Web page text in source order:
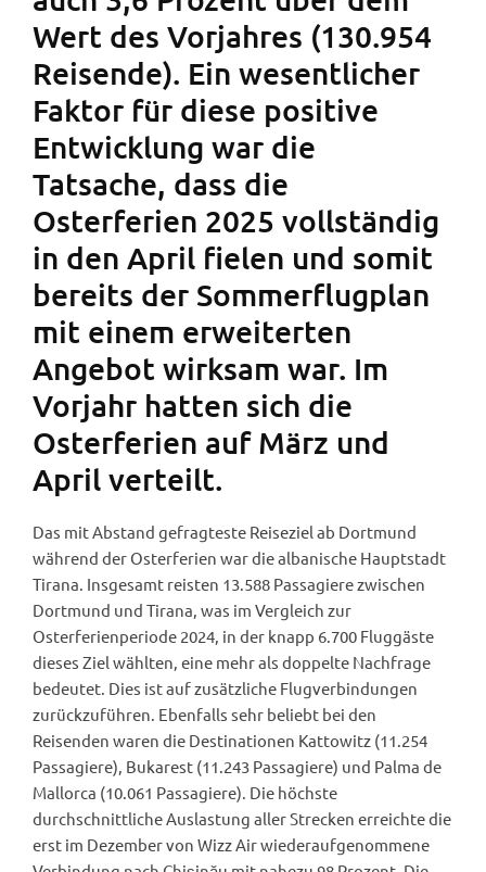
Wert des Vorjahres (130.954
Reisende). Ein wesentlicher
Faktor für diese positive
Entwicklung war die
Tatsache, dass die
Osterferien 2025 vollständig
in den April fielen und somit
bereits der Sommerflugplan
mit einem erweiterten
Angebot wirksam war. Im
Vorjahr hatten sich die
Osterferien auf März und
April verteilt.
Das mit Abstand gefragteste Reiseziel ab Dortmund
während der Osterferien war die albanische Hauptstadt
Tirana. Insgesamt reisten 13.588 Passagiere zwischen
Dortmund und Tirana, was im Vergleich zur
Osterferienperiode 2024, in der knapp 6.700 Fluggäste
dieses Ziel wählten, eine mehr als doppelte Nachfrage
bedeutet. Dies ist auf zusätzliche Flugverbindungen
zurückzuführen. Ebenfalls sehr beliebt bei den
Reisenden waren die Destinationen Kattowitz (11.254
Passagiere), Bukarest (11.243 Passagiere) und Palma de
Mallorca (10.061 Passagiere). Die höchste
durchschnittliche Auslastung aller Strecken erreichte die
erst im Dezember von Wizz Air wiederaufgenommene